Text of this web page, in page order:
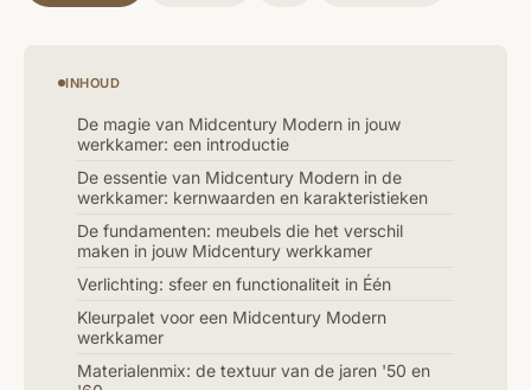
INHOUD
De magie van Midcentury Modern in jouw
werkkamer: een introductie
De essentie van Midcentury Modern in de
werkkamer: kernwaarden en karakteristieken
De fundamenten: meubels die het verschil
maken in jouw Midcentury werkkamer
Verlichting: sfeer en functionaliteit in Één
Kleurpalet voor een Midcentury Modern
werkkamer
Materialenmix: de textuur van de jaren '50 en